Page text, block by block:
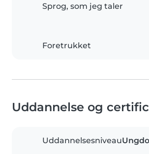
Sprog, som jeg taler
Foretrukket
Uddannelse og
Uddannelsesniveau